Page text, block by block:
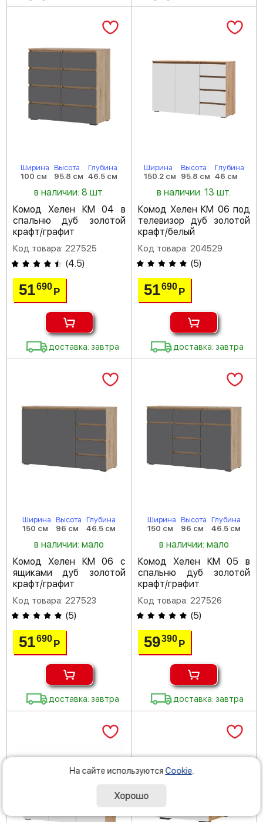
Ширина
100 см
Высота
95.8 см
Глубина
46.5 см
в наличии: 8 шт.
Комод Хелен КМ 04 в
спальню дуб золотой
крафт/графит
Код товара: 227525
(4.5)
51690Р
доставка: завтра
Ширина
150.2 см
Высота
95.8 см
Глубина
46 см
в наличии: 13 шт.
Комод Хелен КМ 06 под
телевизор дуб золотой
крафт/белый
Код товара: 204529
(5)
51690 Р
доставка: завтра
Ширина
150 см
Высота
96 см
Глубина
46.5 см
в наличии: мало
Комод Хелен КМ 06 с
ящиками дуб золотой
крафт/графит
Код товара: 227523
(5)
51690Р
доставка: завтра
Ширина
150 см
Высота
96 см
Глубина
46.5 см
в наличии: мало
Комод Хелен КМ 05 в
спальню дуб золотой
крафт/графит
Код товара: 227526
(5)
59390 Р
доставка: завтра
На сайте используются Cookie
Хорошо